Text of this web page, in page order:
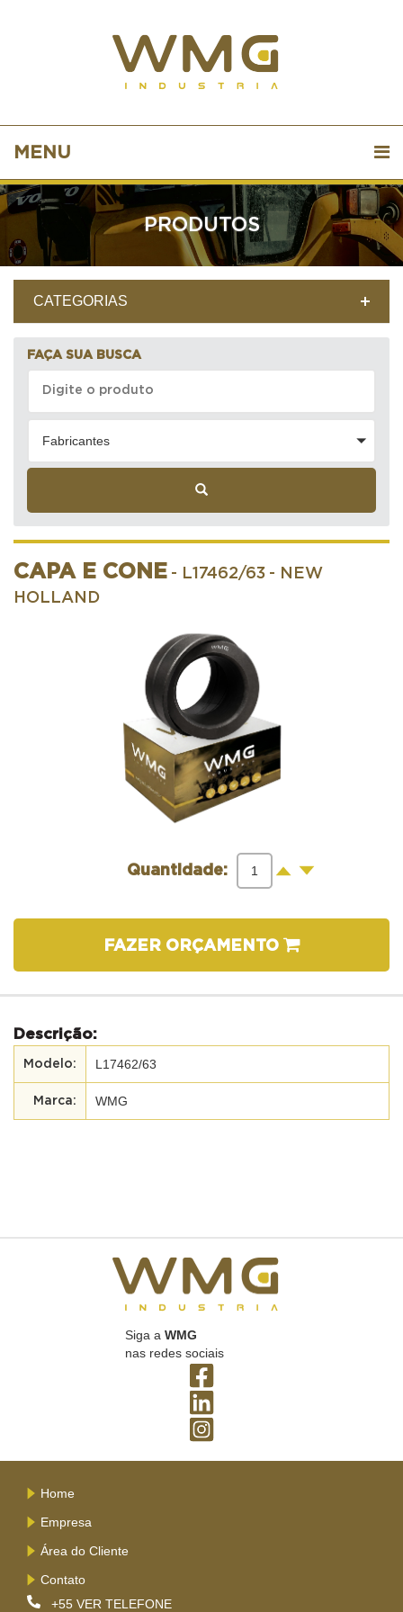
MENU
PRODUTOS
CATEGORIAS
FAÇA SUA BUSCA
Fabricantes
CAPA E CONE - L17462/63 - NEW
HOLLAND
Quantidade: + -
FAZER ORÇAMENTO
Descrição:
L17462/63
WMG
Siga a WMG
nas redes sociais
Home
Empresa
Área do Cliente
Contato
+55 VER TELEFONE